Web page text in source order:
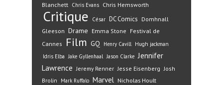
Blanchett Chris Evans Chris Hemsworth
Critique César DC Comics Domhnall
Gleeson Drame Emma Stone Festival de
Cannes
Film GQ Henry Cavill
Hugh jackman
Idris Elba
Jake Gyllenhaal Jason Clarke Jennifer
Lawrence Jeremy Renner Jesse Eisenberg Josh
Brolin
Mark Ruffalo Marvel Nicholas Hoult